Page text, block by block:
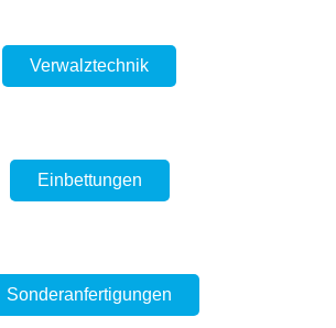
Verwalztechnik
Einbettungen
Sonderanfertigungen